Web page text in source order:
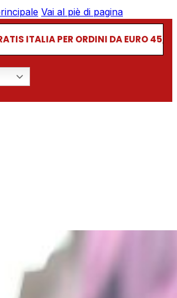
Vai al piè di pagina
ITALIA PER ORDINI DA EURO